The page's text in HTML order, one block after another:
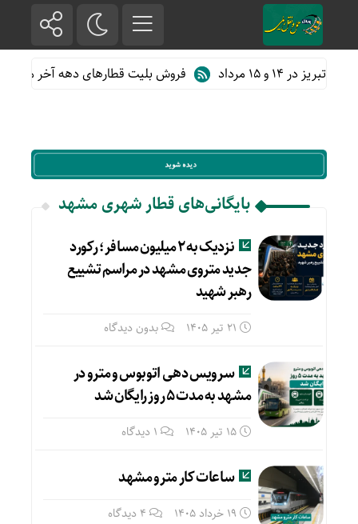
فروش بلیت قطارهای دهه آخر ماه صفر
بایگانی‌های قطار شهری مشهد
نزدیک به ۲ میلیون مسافر؛ رکورد
جدید متروی مشهد در مراسم تشییع
رهبر شهید
21 تیر 1405 بدون دیدگاه
سرویس دهی اتوبوس و مترو در
مشهد به مدت ۵ روز رایگان شد
15 تیر 1405 1 دیدگاه
ساعات کار مترو مشهد
19 خرداد 1405 4 دیدگاه